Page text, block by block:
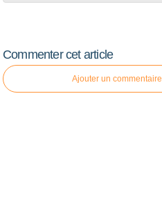
Commenter cet article
Ajouter un commentaire